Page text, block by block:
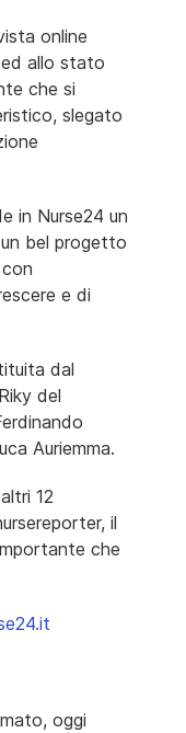
online
allo stato
che si
slegato
in Nurse24 un
bel progetto
e di
dal
del
Auriemma.
12
il
che
oggi